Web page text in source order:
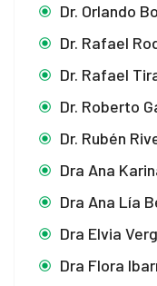
Dr. Orlando
Dr. Rafael
Dr. Rafael
Dr. Roberto
Dr. Rubén
Dra Ana
Dra Ana Lía
Dra Elvia
Dra Flora